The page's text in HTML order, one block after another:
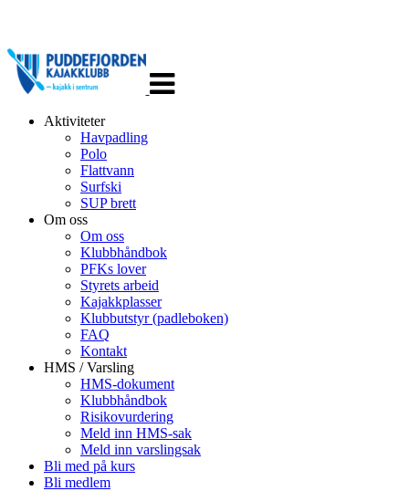
navigasjon
Aktiviteter
Havpadling
Polo
Flattvann
Surfski
SUP brett
Om oss
Om oss
Klubbhåndbok
PFKs lover
Styrets arbeid
Kajakkplasser
Klubbutstyr (padleboken)
FAQ
Kontakt
HMS / Varsling
HMS-dokument
Klubbhåndbok
Risikovurdering
Meld inn HMS-sak
Meld inn varslingsak
Bli med på kurs
Bli medlem